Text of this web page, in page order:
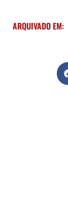
ARQUIVADO EM: